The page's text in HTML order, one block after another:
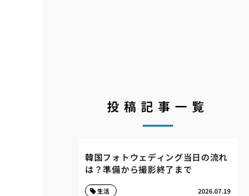
投稿記事一覧
韓国フォトウェディング当日の流れ
は？準備から撮影終了まで
2026.07.19
生活